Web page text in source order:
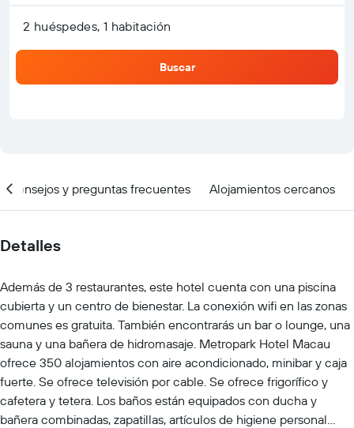
2 huéspedes, 1 habitación
Buscar
Consejos y preguntas frecuentes Alojamientos cercanos
Detalles
Además de 3 restaurantes, este hotel cuenta con una piscina
cubierta y un centro de bienestar. La conexión wifi en las zonas
comunes es gratuita. También encontrarás un bar o lounge, una
sauna y una bañera de hidromasaje. Metropark Hotel Macau
ofrece 350 alojamientos con aire acondicionado, minibar y caja
fuerte. Se ofrece televisión por cable. Se ofrece frigorífico y
cafetera y tetera. Los baños están equipados con ducha y
bañera combinadas, zapatillas, artículos de higiene personal